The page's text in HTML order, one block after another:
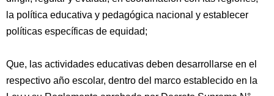
la política educativa y pedagógica nacional y establecer
políticas específicas de equidad;
Que, las actividades educativas deben desarrollarse en el
respectivo año escolar, dentro del marco establecido en la